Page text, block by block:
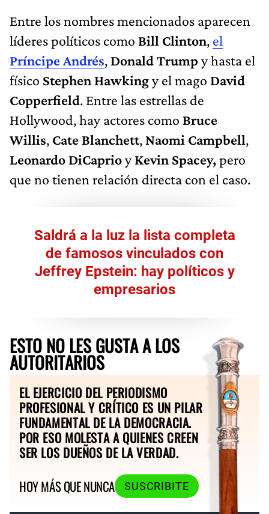
Entre los nombres mencionados aparecen
líderes políticos como Bill Clinton, el
Príncipe Andrés, Donald Trump y hasta el
físico Stephen Hawkingy el mago David
Copperfield. Entre las estrellas de
Hollywood, hay actores como Bruce
Willis, Cate Blanchett, Naomi Campbell,
Leonardo DiCaprioyKevin Spacey,pero
que no tienen relación directa con el caso.
Saldrá a la luz la lista completa
de famosos vinculados con
Jeffrey Epstein: hay políticos y
empresarios
ESTO NO LES GUSTA A LOS
AUTORITARIOS
EL EJERCICIO DEL PERIODISMO
PROFESIONAL Y CRÍTICO ES UN PILAR
FUNDAMENTAL DE LA DEMOCRACIA.
POR ESO MOLESTA A QUIENES CREEN
SER LOS DUEÑOS DE LA VERDAD.
HOY MÁS QUE NUNCA
SUSCRIBITE